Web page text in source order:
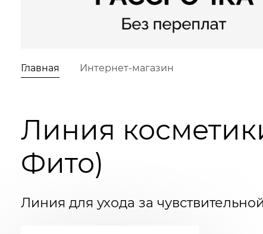
Главная Интернет-магазин
Линия
Фито)
Линия для ухода за